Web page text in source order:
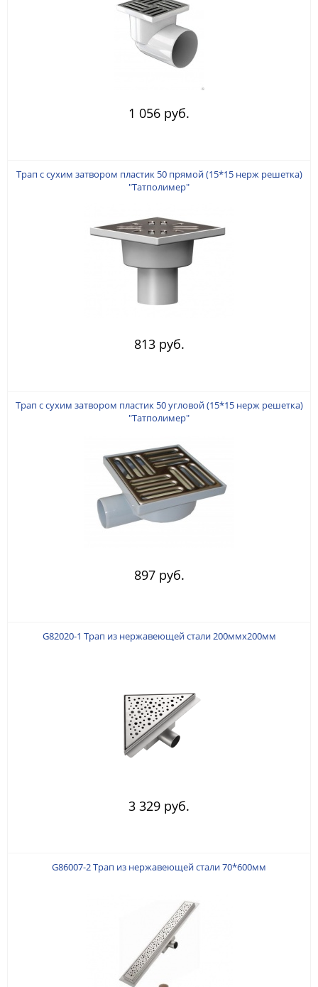
1 056 руб.
Трап с сухим затвором пластик 50 прямой (15*15 нерж решетка)
"Татполимер"
813 руб.
Трап с сухим затвором пластик 50 угловой (15*15 нерж решетка)
"Татполимер"
897 руб.
G82020-1 Трап из нержавеющей стали 200ммx200мм
3 329 руб.
G86007-2 Трап из нержавеющей стали 70*600мм